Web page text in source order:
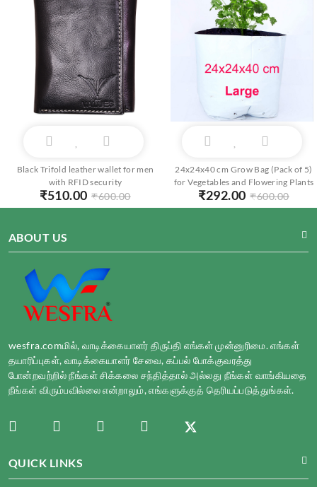
Black Trifold leather wallet for men
with RFID security
₹510.00 ₹600.00
24x24x40 cm Grow Bag (Pack of 5)
for Vegetables and Flowering Plants
₹292.00 ₹600.00
ABOUT US
wesfra.comமில், வாடிக்கையாளர் திருப்தி எங்கள் முன்னுரிமை. எங்கள்
தயாரிப்புகள், வாடிக்கையாளர் சேவை, கப்பல் போக்குவரத்து
போன்றவற்றில் நீங்கள் சிக்கலை சந்தித்தால் அல்லது நீங்கள் வாங்கியதை
நீங்கள் விரும்பவில்லை என்றாலும், எங்களுக்குத் தெரியப்படுத்துங்கள்.
QUICK LINKS